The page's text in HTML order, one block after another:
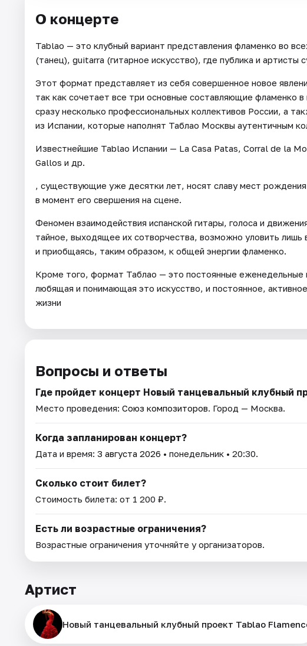
О концерте
Tablao — это клубный вариант представления фламенко во
(танец), guitarra (гитарное искусство), где публика и
Этот формат представляет из себя совершенное новое
так как сочетает все три основные составляющие фламенко
сразу несколько профессиональных коллективов России, а
из Испании, которые наполнят Таблао Москвы аутентичным
Известнейшие Tablao Испании — La Casa Patas, Corral de la
Gallos и др.
, существующие уже десятки лет, носят славу мест рождения
в момент его свершения на сцене.
Феномен взаимодействия испанской гитары, голоса и
тайное, выходящее их сотворчества, возможно уловить лишь
и приобщаясь, таким образом, к общей энергии фламенко.
Кроме того, формат Таблао — это постоянные еженедельные
любящая и понимающая это искусство, и постоянное,
жизни
Вопросы и ответы
Где пройдет концерт Новый танцевальный клубный
Место проведения: Союз композиторов. Город — Москва.
Когда запланирован концерт?
Дата и время: 3 августа 2026 • понедельник • 20:30.
Сколько стоит билет?
Стоимость билета: от 1 200 ₽.
Есть ли возрастные ограничения?
Возрастные ограничения уточняйте у организаторов.
Артист
Новый танцевальный клубный проект Tablao